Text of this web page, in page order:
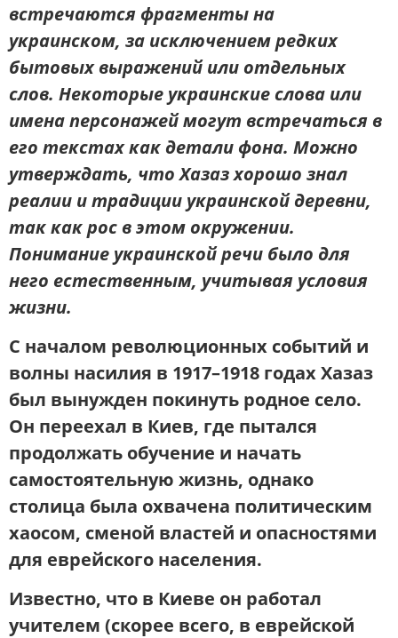
встречаются фрагменты на
украинском, за исключением редких
бытовых выражений или отдельных
слов. Некоторые украинские слова или
имена персонажей могут встречаться в
его текстах как детали фона. Можно
утверждать, что Хазаз хорошо знал
реалии и традиции украинской деревни,
так как рос в этом окружении.
Понимание украинской речи было для
него естественным, учитывая условия
жизни.
С началом революционных событий и
волны насилия в 1917–1918 годах Хазаз
был вынужден покинуть родное село.
Он переехал в Киев, где пытался
продолжать обучение и начать
самостоятельную жизнь, однако
столица была охвачена политическим
хаосом, сменой властей и опасностями
для еврейского населения.
Известно, что в Киеве он работал
учителем (скорее всего, в еврейской